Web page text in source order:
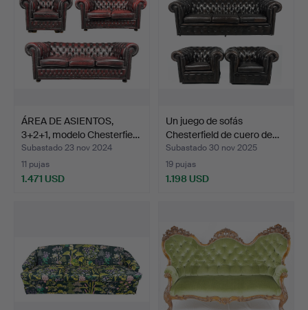
ÁREA DE ASIENTOS,
3+2+1, modelo Chesterfie…
Subastado 23 nov 2024
11 pujas
1.471 USD
Un juego de sofás
Chesterfield de cuero de…
Subastado 30 nov 2025
19 pujas
1.198 USD